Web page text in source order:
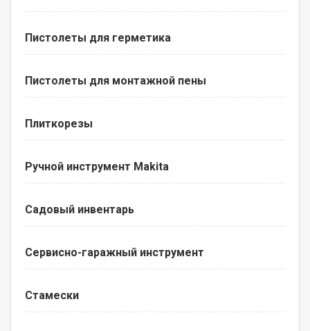
Пистолеты для герметика
Пистолеты для монтажной пены
Плиткорезы
Ручной инструмент Makita
Садовый инвентарь
Сервисно-гаражный инструмент
Стамески